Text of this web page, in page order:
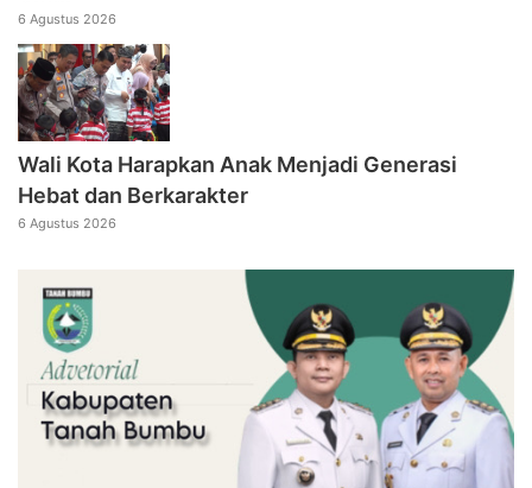
6 Agustus 2026
Wali Kota Harapkan Anak Menjadi Generasi
Hebat dan Berkarakter
6 Agustus 2026